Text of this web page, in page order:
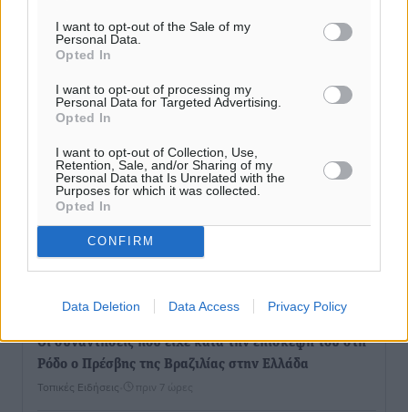
I want to opt-out of the Sale of my
Personal Data.
Opted In
I want to opt-out of processing my
Personal Data for Targeted Advertising.
Opted In
I want to opt-out of Collection, Use,
Retention, Sale, and/or Sharing of my
Personal Data that Is Unrelated with the
Purposes for which it was collected.
Opted In
CONFIRM
Data Deletion Data Access Privacy Policy
Παρουσίαση βιβλίου του Α. Χατζημιχαήλ – Τιμητική
εκδήλωση για τους αυτοδιοικητικούς της Κω
Πολιτιστικά • πριν 6 ώρες
μέσω υποβρύχιων καλωδίων με την ηπειρωτική
Ελλάδα
Τοπικές Ειδήσεις• πριν 6 ώρες
Νέο ανακαινισμένο δημοτικό τουριστικό γραφείο
στην Πάτμο
Οι συναντήσεις που είχε κατά την επίσκεψη του στη
Ρόδο ο Πρέσβης της Βραζιλίας στην Ελλάδα
Τοπικές Ειδήσεις πριν 7 ώρες